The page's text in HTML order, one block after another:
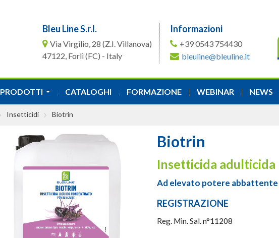
Bleu Line S.r.l.
Via Virgilio, 28 (Z.I. Villanova)
47122, Forlì (FC) - Italy
Informazioni
+39 0543 754430
bleuline@bleuline.it
PRODOTTI CATALOGHI FORMAZIONE WEBINAR NEWS
Insetticidi Biotrin
Biotrin
Insetticida adulticida
Ad elevato potere abbattente
REGISTRAZIONE
Reg. Min. Sal. n°11208